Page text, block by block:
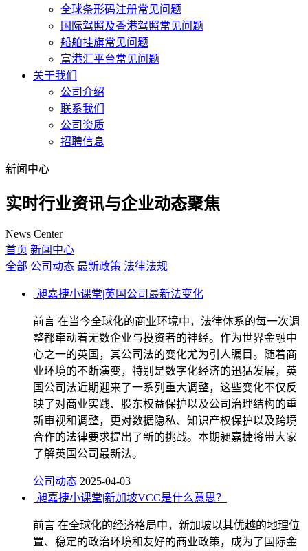
全球条形码注册常见问题
国际驾照及香港驾照常见问题
船舶挂旗常见问题
富港汇平台常见问题
关于我们
公司介绍
联系我们
公司资质
招聘信息
新闻中心
实时行业资讯与企业动态聚焦
News Center
首页 新闻中心
全部 公司动态 最新政策 法律法规
昶嘉捷小课堂|英国公司最新法变化
前言 在当今全球化的商业环境中，法律体系的每一次调
整都牵动着无数企业与投资者的神经。作为世界金融中
心之一的英国，其公司法的变化尤为引人瞩目。随着商
业环境的不断演变，特别是数字化经济的迅猛发展，英
国公司法近期迎来了一系列重大调整，这些变化不仅反
映了对商业实践、股东权益保护以及公司治理结构的重
新审视和调整，更对数据隐私、知识产权保护以及跨境
合作的法律要求提出了新的挑战。本期昶嘉捷将带大家
了解英国公司最新法。
公司动态 2025-04-03
昶嘉捷小课堂|新加坡VCC是什么意思？
前言 在全球化的经济格局中，新加坡以其优越的地理位
置、稳定的政治环境和友好的商业政策，成为了国际金